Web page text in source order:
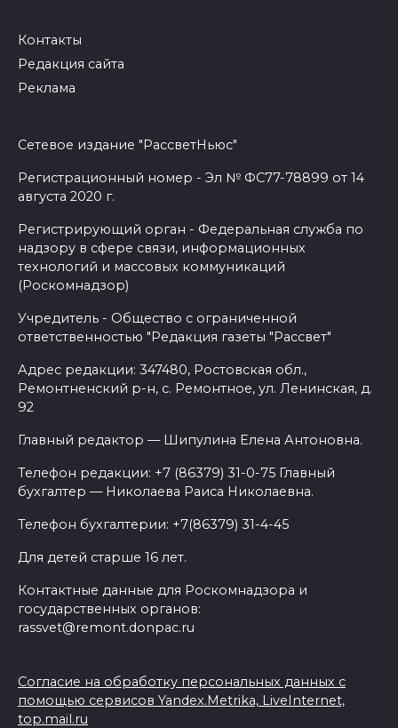
Контакты
Редакция сайта
Реклама
Сетевое издание "РассветНьюс"
Регистрационный номер - Эл № ФС77-78899 от 14
августа 2020 г.
Регистрирующий орган - Федеральная служба по
надзору в сфере связи, информационных
технологий и массовых коммуникаций
(Роскомнадзор)
Учредитель - Общество с ограниченной
ответственностью "Редакция газеты "Рассвет"
Адрес редакции: 347480, Ростовская обл.,
Ремонтненский р-н, с. Ремонтное, ул. Ленинская, д.
92
Главный редактор — Шипулина Елена Антоновна.
Телефон редакции: +7 (86379) 31-0-75 Главный
бухгалтер — Николаева Раиса Николаевна.
Телефон бухгалтерии: +7(86379) 31-4-45
Для детей старше 16 лет.
Контактные данные для Роскомнадзора и
государственных органов:
rassvet@remont.donpac.ru
Согласие на обработку персональных данных с
помощью сервисов Yandex.Metrika, LiveInternet,
top.mail.ru